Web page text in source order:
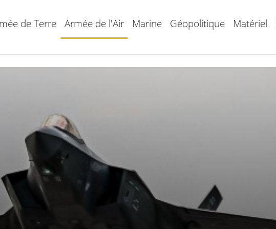
de Terre Armée de l'Air Marine Géopolitique Matériel